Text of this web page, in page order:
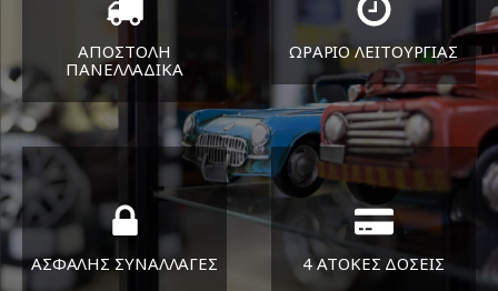
ΑΠΟΣΤΟΛΗ
ΠΑΝΕΛΛΑΔΙΚA
Όπου και αν είστε θα σας
στείλουμε τα ελαστικά σας
ΩΡΑΡΙΟ ΛΕΙΤΟΥΡΓΙΑΣ
ΔΕΥ-ΠΑΡ 8:30-17:30
ΣΑΒ 8:30-13:30
ΑΣΦΑΛΗΣ ΣΥΝΑΛΛΑΓΕΣ 4 ΑΤΟΚΕΣ ΔΟΣΕΙΣ